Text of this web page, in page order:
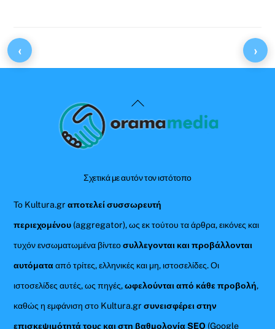
Back
To
Σχετικά με αυτόν τον ιστότοπο
Το Kultura.grαποτελεί συσσωρευτή
περιεχομένου (aggregator), ως εκ τούτου τα άρθρα, εικόνες και
τυχόν ενσωματωμένα βίντεοσυλλεγονται και προβάλλονται
αυτόματααπό τρίτες, ελληνικές και μη, ιστοσελίδες. Οι
ιστοσελίδες αυτές, ως πηγές,ωφελούνται από κάθε προβολή,
καθώς η εμφάνιση στο Kultura.gr συνεισφέρει στην
επισκεψιμότητά τους και στη βαθμολογία SEO (Google
‹ ›